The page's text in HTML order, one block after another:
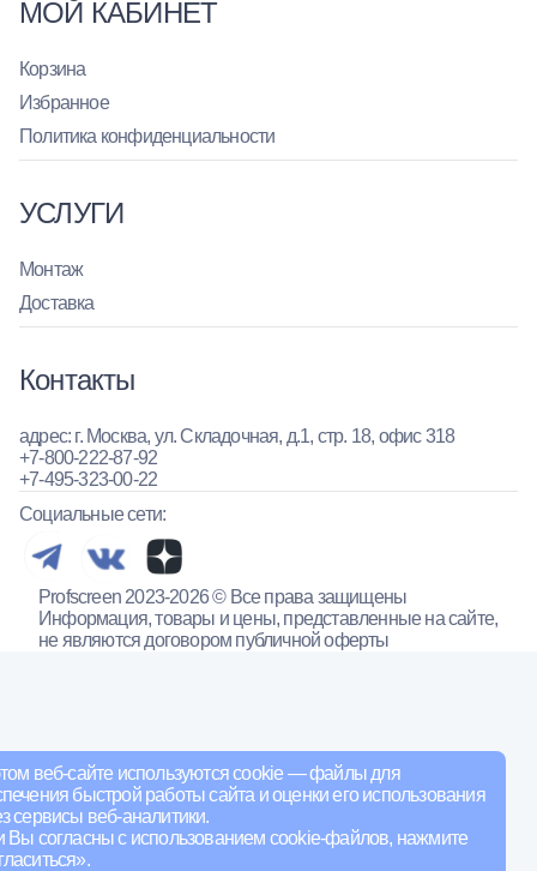
веб-сайте используются cookie — файлы для
быстрой работы сайта и оценки его использования
сервисы веб-аналитики.
Вы согласны с использованием cookie-файлов, нажмите
МОЙ КАБИНЕТ
Корзина
Избранное
Политика конфиденциальности
УСЛУГИ
Монтаж
Доставка
Контакты
адрес: г. Москва, ул. Складочная, д.1, стр. 18, офис 318
+7-800-222-87-92
+7-495-323-00-22
Социальные сети:
Profscreen 2023-2026 © Все права защищены
Информация, товары и цены, представленные на сайте,
не являются договором публичной оферты